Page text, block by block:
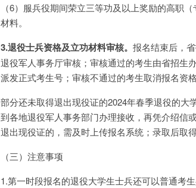
（6）服兵役期间荣立三等功及以上奖励的高职
材料。
3.退役士兵资格及立功材料审核。 报名结束后，
退役军人事务厅审核；审核通过的考生由省招生
派发正式考生号；审核不通过的考生取消报名资格
部分还未取得退出现役证的2024年春季退役的
到各地退役军人事务部门办理接收，再凭介绍信
退出现役证的，需及时上传报名系统；录取后取
（三）注意事项
1.第一时段报名的退役大学生士兵还可以普通考